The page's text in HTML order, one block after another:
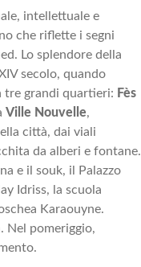
intellettuale e
che riflette i segni
Lo splendore della
secolo, quando
tre grandi quartieri: Fès
Ville Nouvelle,
città, dai viali
da alberi e fontane.
e il souk, il Palazzo
Idriss, la scuola
Karaouyne.
Nel pomeriggio,